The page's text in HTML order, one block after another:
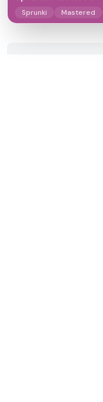
Sprunki Mastered